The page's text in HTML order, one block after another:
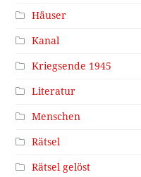
Häuser
Kanal
Kriegsende 1945
Literatur
Menschen
Rätsel
Rätsel gelöst